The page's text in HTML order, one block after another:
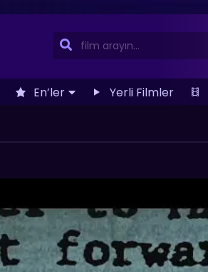
En’ler Yerli Filmler